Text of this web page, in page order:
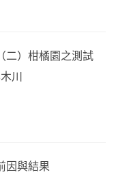
二）柑橘園之測試
川
因與結果